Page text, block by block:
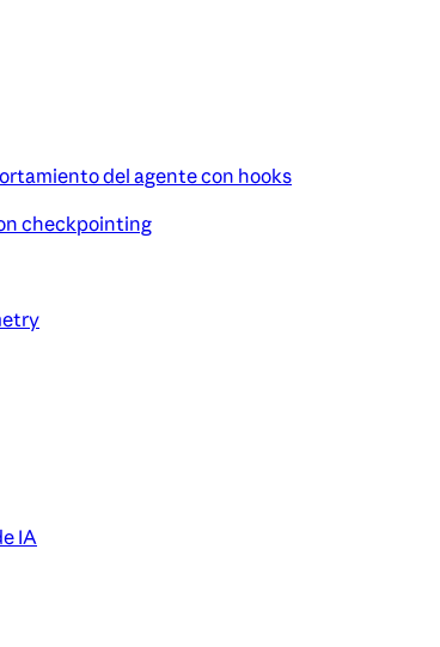
del agente con hooks
checkpointing
IA